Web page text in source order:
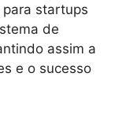
startups
de
assim a
e o sucesso